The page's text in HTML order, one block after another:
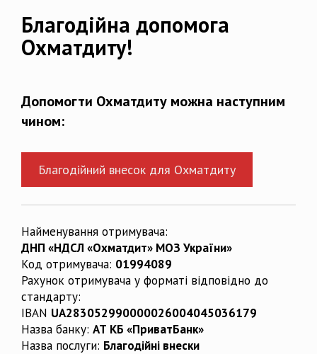
Благодійна допомога
Охматдиту!
Допомогти Охматдиту можна наступним
чином:
Благодійний внесок для Охматдиту
Найменування отримувача:
ДНП «НДСЛ «Охматдит» МОЗ України»
Код отримувача: 01994089
Рахунок отримувача у форматі відповідно до
стандарту:
IBAN UA283052990000026004045036179
Назва банку: АТ КБ «ПриватБанк»
Назва послуги: Благодійні внески